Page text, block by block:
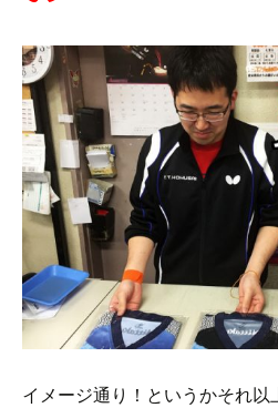
イメージ通り！というかそれ